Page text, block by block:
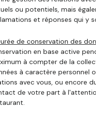
ou potentiels, mais
et réponses qui y
de conservation des
en base active
à compter de la
à caractère personnel
avec vous, ou encore
de votre part à